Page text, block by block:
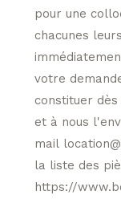
pour une
chacunes
votre
constituer
et à nous
mail
la liste des
https://